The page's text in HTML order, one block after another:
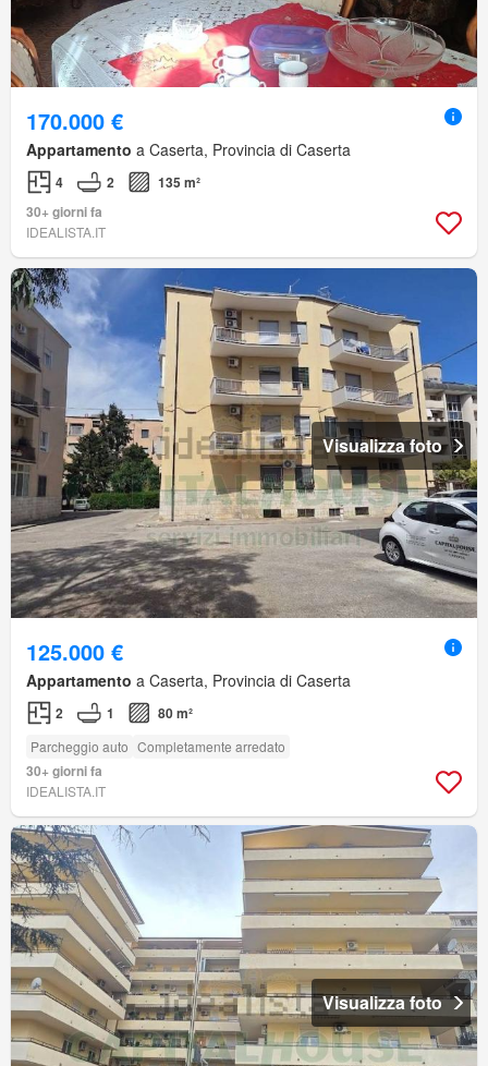
170.000 €
Appartamento a Caserta, Provincia di Caserta
4 2
135 m²
30+ giorni fa
IDEALISTA.IT
Visualizza foto
125.000 €
Appartamento a Caserta, Provincia di Caserta
2 1 80 m²
Parcheggio auto Completamente arredato
30+ giorni fa
IDEALISTA.IT
Visualizza foto